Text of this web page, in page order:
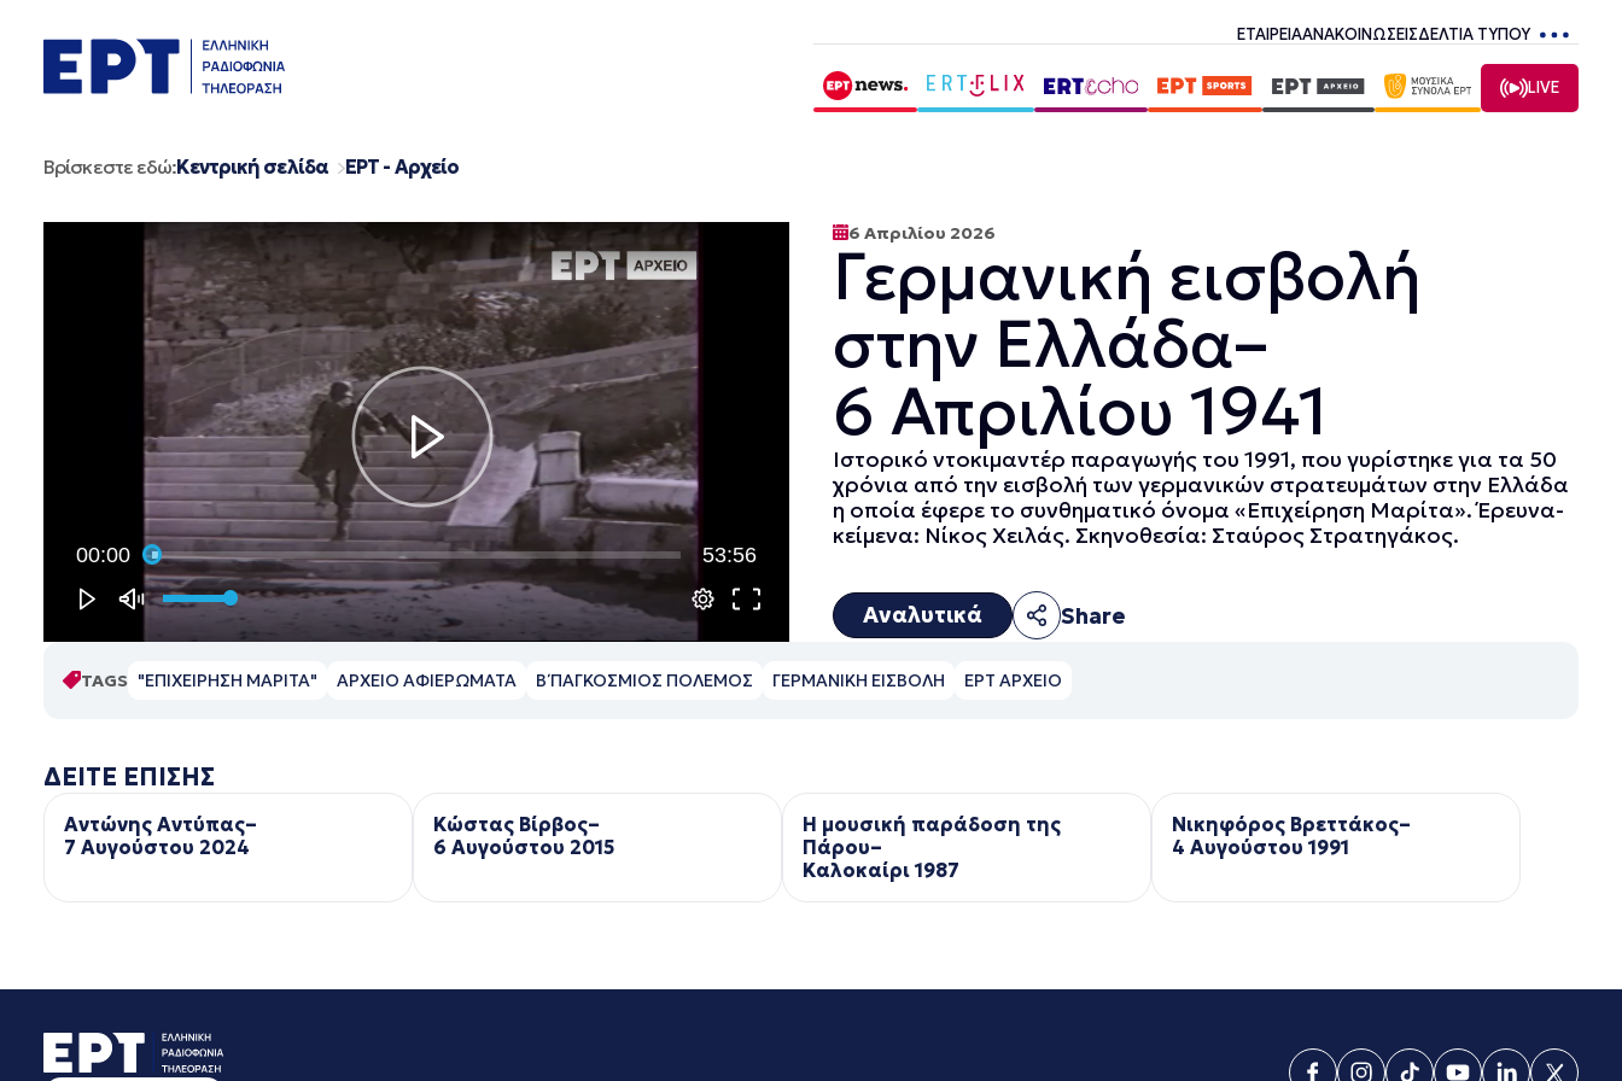
περιεχόμενο
ΕΤΑΙΡΕΙΑΑΝΑΚΟΙΝΩΣΕΙΣΔΕΛΤΙΑ ΤΥΠΟΥ
LIVE
Βρίσκεστε εδώ:Κεντρική σελίδα ΕΡΤ - Αρχείο
Γερμανική εισβολή
στην Ελλάδα–
6 Απριλίου 1941
6 Απριλίου 2026
00:00 53:56
Ιστορικό ντοκιμαντέρ παραγωγής του 1991, που γυρίστηκε για τα 50
χρόνια από την εισβολή των γερμανικών στρατευμάτων στην Ελλάδα
η οποία έφερε το συνθηματικό όνομα «Επιχείρηση Μαρίτα». Έρευνα-
κείμενα: Νίκος Χειλάς. Σκηνοθεσία: Σταύρος Στρατηγάκος.
Αναλυτικά Share
TAGS "ΕΠΙΧΕΙΡΗΣΗ ΜΑΡΙΤΑ" ΑΡΧΕΙΟ ΑΦΙΕΡΩΜΑΤΑ Β΄ ΠΑΓΚΟΣΜΙΟΣ ΠΟΛΕΜΟΣ ΓΕΡΜΑΝΙΚΗ ΕΙΣΒΟΛΗ ΕΡΤ ΑΡΧΕΙΟ
ΔΕΙΤΕ ΕΠΙΣΗΣ
Αντώνης Αντύπας–
7 Αυγούστου 2024
Κώστας Βίρβος–
6 Αυγούστου 2015
Η μουσική παράδοση της
Πάρου–
Kαλοκαίρι 1987
Νικηφόρος Βρεττάκος–
4 Αυγούστου 1991